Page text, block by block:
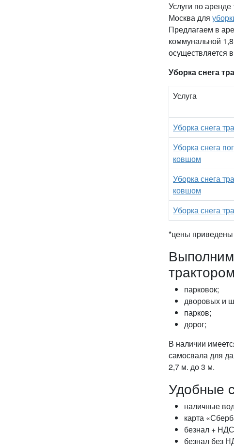
Услуги по
Москва для
Предлагаем в
коммунальной
осуществляется
Уборка снега
Услуга
Уборка снега
Уборка снега
ковшом
Уборка снега
ковшом
Уборка снега
*цены
Выполним
парковок;
дворовых и
парков;
дорог;
В наличии
самосвала для
2,7 м. до 3 м.
Удобные
наличные
карта
безнал +
безнал без